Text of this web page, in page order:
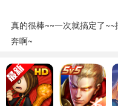
真的很棒~~一次就搞定了
奔啊~